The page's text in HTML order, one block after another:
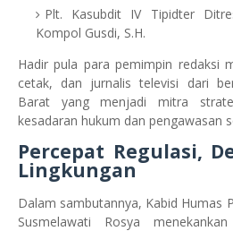
Plt. Kasubdit IV Tipidter
Kompol Gusdi, S.H.
Hadir pula para pemimpin redaksi
cetak, dan jurnalis televisi dari
Barat yang menjadi mitra
kesadaran hukum dan pengawasan
Percepat Regulasi,
Lingkungan
Dalam sambutannya, Kabid Humas
Susmelawati Rosya